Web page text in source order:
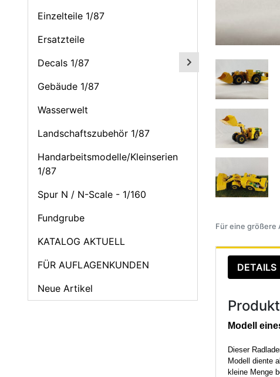
Einzelteile 1/87
Ersatzteile
Decals 1/87
Gebäude 1/87
Wasserwelt
Landschaftszubehör 1/87
Handarbeitsmodelle/Kleinserien
1/87
Spur N / N-Scale - 1/160
Fundgrube
KATALOG AKTUELL
FÜR AUFLAGENKUNDEN
Neue Artikel
Für eine größere
DETAILS
Modell
Dieser
Modell diente
kleine Menge